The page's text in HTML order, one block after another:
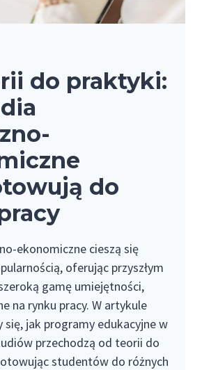
do praktyki:
do
ekonomiczne cieszą się
oferując przyszłym
gamę umiejętności,
na rynku pracy. W artykule
się, jak programy edukacyjne w
przechodzą od teorii do
studentów do różnych